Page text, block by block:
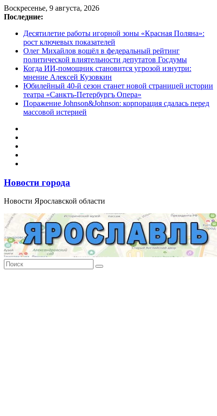
Перейти
к
Воскресенье, 9 августа, 2026
Последние:
Десятилетие работы игорной зоны «Красная Поляна»:
рост ключевых показателей
Олег Михайлов вошёл в федеральный рейтинг
политической влиятельности депутатов Госдумы
Когда ИИ-помощник становится угрозой изнутри:
мнение Алексей Кузовкин
Юбилейный 40-й сезон станет новой страницей истории
театра «Санктъ-Петербургъ Опера»
Поражение Johnson&Johnson: корпорация сдалась перед
массовой истерией
Новости города
Новости Ярославской области